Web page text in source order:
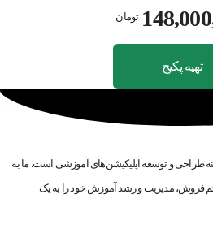
تومان
تهیه پکیج
طراحی و توسعه اپلیکیشن‌های آموزشی است. ما به
فروش، مدیریت و رشد آموزش خود را به یک